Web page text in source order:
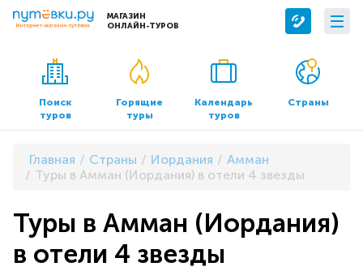
МАГАЗИН
ОНЛАЙН-ТУРОВ
Сервисы
Бронирование отелей
Трансфер
О компании
О нас
Контакты
Документы и реквизиты
Поиск
туров
Горящие
туры
Календарь
туров
Страны
Главная Страны Иордания
Амман
Туры в Амман (Иордания) в отели 4 звезды
Туры в Амман (Иордания)
в отели 4 звезды